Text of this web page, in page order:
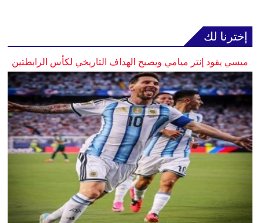
إخترنا لك
ميسي يقود إنتر ميامي ويصبح الهداف التاريخي لكأس الرابطتين